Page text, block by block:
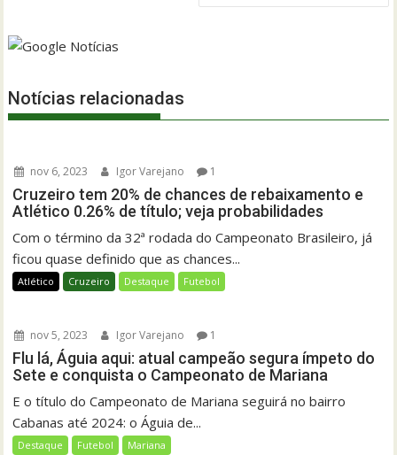
Notícias relacionadas
nov 6, 2023 Igor Varejano 1
Cruzeiro tem 20% de chances de rebaixamento e
Atlético 0.26% de título; veja probabilidades
Com o término da 32ª rodada do Campeonato Brasileiro, já
ficou quase definido que as chances...
Atlético Cruzeiro Destaque Futebol
nov 5, 2023 Igor Varejano 1
Flu lá, Águia aqui: atual campeão segura ímpeto do
Sete e conquista o Campeonato de Mariana
E o título do Campeonato de Mariana seguirá no bairro
Cabanas até 2024: o Águia de...
Destaque Futebol Mariana